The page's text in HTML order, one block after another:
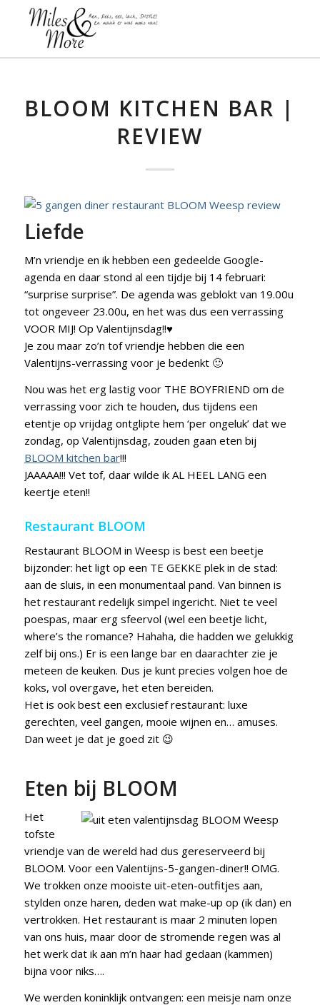
BLOOM KITCHEN BAR |
REVIEW
Liefde
M’n vriendje en ik hebben een gedeelde Google-
agenda en daar stond al een tijdje bij 14 februari:
“surprise surprise”. De agenda was geblokt van 19.00u
tot ongeveer 23.00u, en het was dus een verrassing
VOOR MIJ! Op Valentijnsdag!!♥
Je zou maar zo’n tof vriendje hebben die een
Valentijns-verrassing voor je bedenkt 🙂
Nou was het erg lastig voor THE BOYFRIEND om de
verrassing voor zich te houden, dus tijdens een
etentje op vrijdag ontglipte hem ‘per ongeluk’ dat we
zondag, op Valentijnsdag, zouden gaan eten bij
BLOOM kitchen bar!!!
JAAAAA!!! Vet tof, daar wilde ik AL HEEL LANG een
keertje eten!!
Restaurant BLOOM
Restaurant BLOOM in Weesp is best een beetje
bijzonder: het ligt op een TE GEKKE plek in de stad:
aan de sluis, in een monumentaal pand. Van binnen is
het restaurant redelijk simpel ingericht. Niet te veel
poespas, maar erg sfeervol (wel een beetje licht,
where’s the romance? Hahaha, die hadden we gelukkig
zelf bij ons.) Er is een lange bar en daarachter zie je
meteen de keuken. Dus je kunt precies volgen hoe de
koks, vol overgave, het eten bereiden.
Het is ook best een exclusief restaurant: luxe
gerechten, veel gangen, mooie wijnen en… amuses.
Dan weet je dat je goed zit 😉
Eten bij BLOOM
Het
tofste
vriendje van de wereld had dus gereserveerd bij
BLOOM. Voor een Valentijns-5-gangen-diner!! OMG.
We trokken onze mooiste uit-eten-outfitjes aan,
stylden onze haren, deden wat make-up op (ik dan) en
vertrokken. Het restaurant is maar 2 minuten lopen
van ons huis, maar door de stromende regen was al
het werk dat ik aan m’n haar had gedaan (kammen)
bijna voor niks….
We werden koninklijk ontvangen: een meisje nam onze